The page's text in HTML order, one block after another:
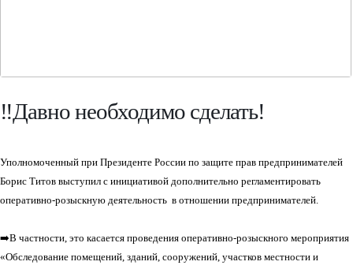
‼️Давно необходимо сделать!
Уполномоченный при Президенте России по защите прав предпринимателей
Борис Титов выступил с инициативой дополнительно регламентировать
оперативно-розыскную деятельность в отношении предпринимателей.
➡️В частности, это касается проведения оперативно-розыскного мероприятия
«Обследование помещений, зданий, сооружений, участков местности и